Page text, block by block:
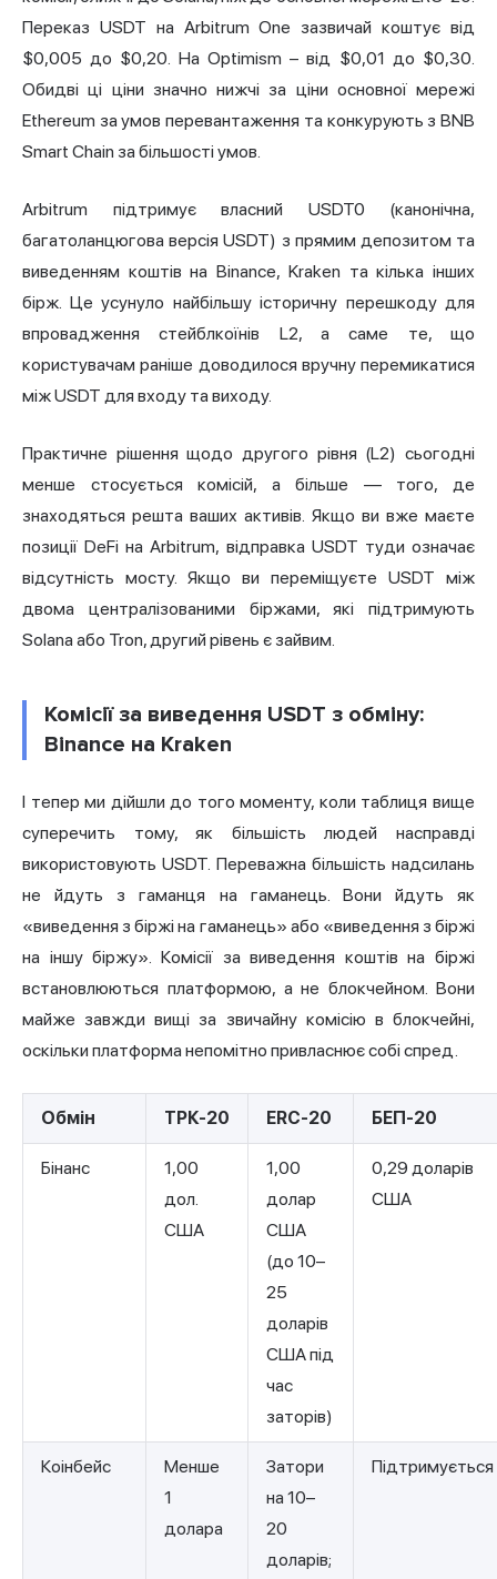
Переказ USDT на Arbitrum One зазвичай коштує від
$0,005 до $0,20. На Optimism – від $0,01 до $0,30.
Обидві ці ціни значно нижчі за ціни основної мережі
Ethereum за умов перевантаження та конкурують з BNB
Smart Chain за більшості умов.
Arbitrum підтримує власний USDT0 (канонічна,
багатоланцюгова версія USDT) з прямим депозитом та
виведенням коштів на Binance, Kraken та кілька інших
бірж. Це усунуло найбільшу історичну перешкоду для
впровадження стейблкоїнів L2, а саме те, що
користувачам раніше доводилося вручну перемикатися
між USDT для входу та виходу.
Практичне рішення щодо другого рівня (L2) сьогодні
менше стосується комісій, а більше — того, де
знаходяться решта ваших активів. Якщо ви вже маєте
позиції DeFi на Arbitrum, відправка USDT туди означає
відсутність мосту. Якщо ви переміщуєте USDT між
двома централізованими біржами, які підтримують
Solana або Tron, другий рівень є зайвим.
Комісії за виведення USDT з обміну:
Binance на Kraken
І тепер ми дійшли до того моменту, коли таблиця вище
суперечить тому, як більшість людей насправді
використовують USDT. Переважна більшість надсилань
не йдуть з гаманця на гаманець. Вони йдуть як
«виведення з біржі на гаманець» або «виведення з біржі
на іншу біржу». Комісії за виведення коштів на біржі
встановлюються платформою, а не блокчейном. Вони
майже завжди вищі за звичайну комісію в блокчейні,
оскільки платформа непомітно привласнює собі спред.
Обмін ТРК-20 ERC-20 БЕП-20
Бінанс
1,00
дол.
США
1,00
долар
США
(до 10–
25
доларів
США під
час
заторів)
0,29 доларів
США
Коінбейс
Менше
1
долара
Затори
на 10–
20
доларів;
Підтримується